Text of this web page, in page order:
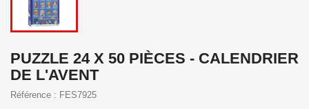
PUZZLE 24 X 50 PIÈCES - CALENDRIER
DE L'AVENT
Référence : FES7925